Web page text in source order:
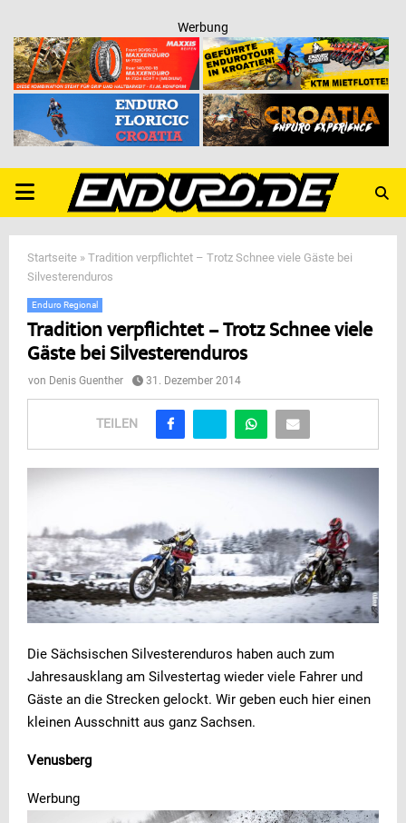
Werbung
PRIMARY
MENU
Startseite » Tradition verpflichtet – Trotz Schnee viele Gäste bei
Silvesterenduros
Enduro Regional
Tradition verpflichtet – Trotz Schnee viele
Gäste bei Silvesterenduros
von Denis Guenther 31. Dezember 2014
TEILEN
Die Sächsischen Silvesterenduros haben auch zum
Jahresausklang am Silvestertag wieder viele Fahrer und
Gäste an die Strecken gelockt. Wir geben euch hier einen
kleinen Ausschnitt aus ganz Sachsen.
Venusberg
Werbung